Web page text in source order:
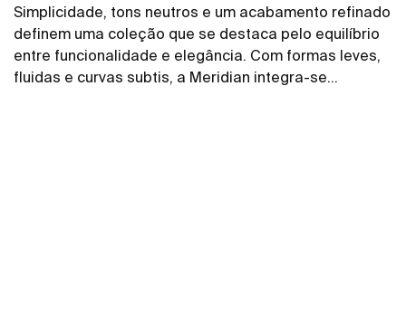
Simplicidade, tons neutros e um acabamento refinado
definem uma coleção que se destaca pelo equilíbrio
entre funcionalidade e elegância. Com formas leves,
fluidas e curvas subtis, a Meridian integra-se